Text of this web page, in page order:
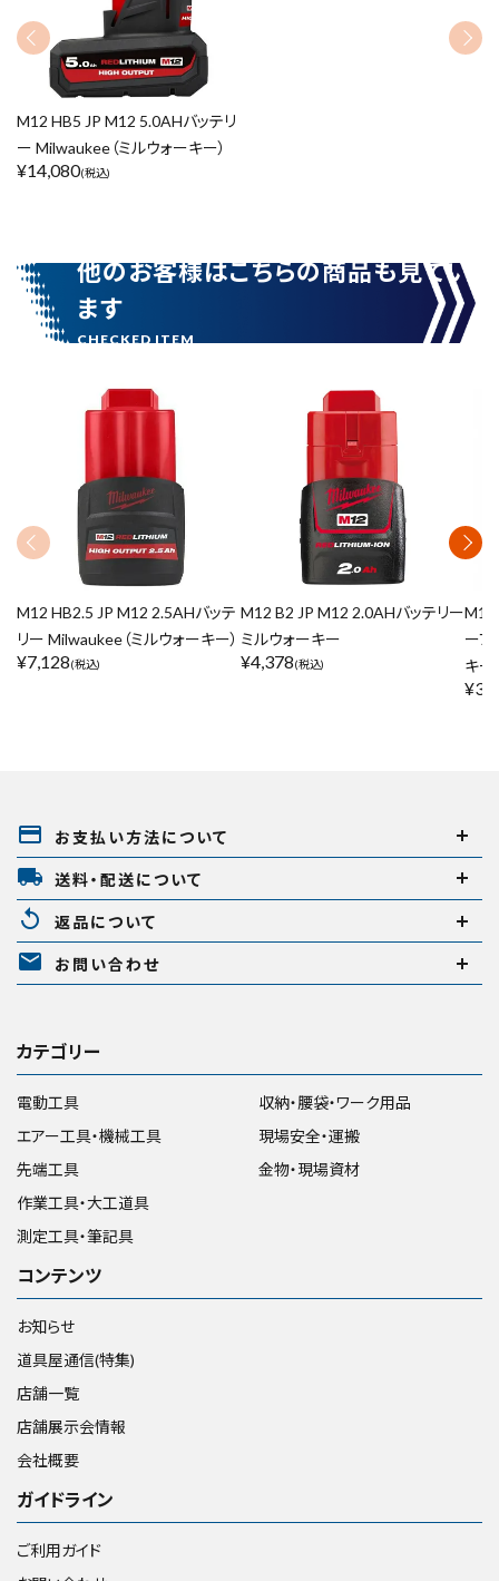
M12 HB5 JP M12 5.0AHバッテリ
ー Milwaukee（ミルウォーキー）
¥14,080(税込)
他のお客様はこちらの商品も見てい
ます
M12 HB2.5 JP M12 2.5AHバッテ
リー Milwaukee（ミルウォーキー）
¥7,128(税込)
M12 B2 JP M12 2.0AHバッテリー
ミルウォーキー
¥4,378(税込)
M18
ーブ
キー
¥
payment お支払い方法について
local_shipping 送料・配送について
replay 返品について
mail お問い合わせ
カテゴリー
電動工具
エアー工具・機械工具
先端工具
作業工具・大工道具
測定工具・筆記具
収納・腰袋・ワーク用品
現場安全・運搬
金物・現場資材
コンテンツ
お知らせ
道具屋通信(特集)
店舗一覧
店舗展示会情報
会社概要
ガイドライン
ご利用ガイド